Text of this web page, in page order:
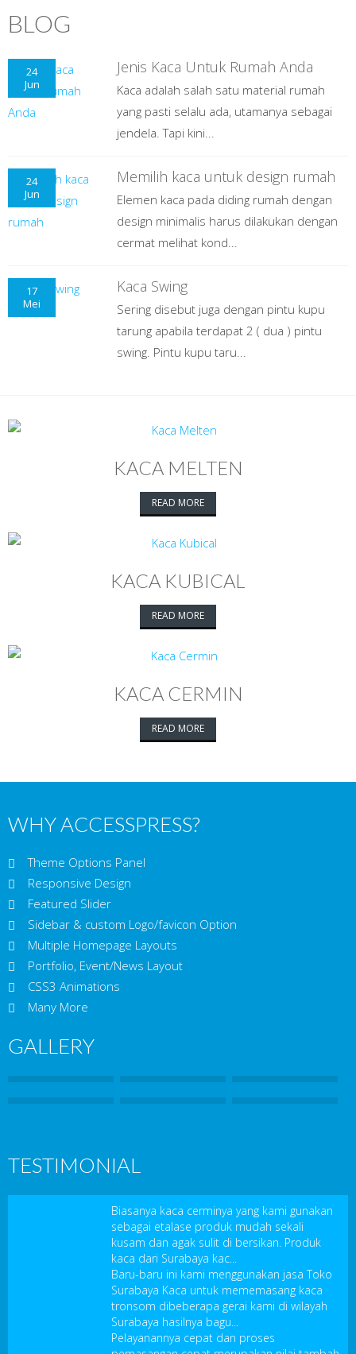
BLOG
24
Jun
Jenis Kaca Untuk Rumah Anda
Kaca adalah salah satu material rumah
yang pasti selalu ada, utamanya sebagai
jendela. Tapi kini...
24
Jun
Memilih kaca untuk design rumah
Elemen kaca pada diding rumah dengan
design minimalis harus dilakukan dengan
cermat melihat kond...
17
Mei
Kaca Swing
Sering disebut juga dengan pintu kupu
tarung apabila terdapat 2 ( dua ) pintu
swing. Pintu kupu taru...
KACA MELTEN
READ MORE
KACA KUBICAL
READ MORE
KACA CERMIN
READ MORE
WHY ACCESSPRESS?
Theme Options Panel
Responsive Design
Featured Slider
Sidebar & custom Logo/favicon Option
Multiple Homepage Layouts
Portfolio, Event/News Layout
CSS3 Animations
Many More
GALLERY
TESTIMONIAL
Biasanya kaca cerminya yang kami gunakan
sebagai etalase produk mudah sekali
kusam dan agak sulit di bersikan. Produk
kaca dari Surabaya kac...
Baru-baru ini kami menggunakan jasa Toko
Surabaya Kaca untuk mememasang kaca
tronsom dibeberapa gerai kami di wilayah
Surabaya hasilnya bagu...
Pelayanannya cepat dan proses